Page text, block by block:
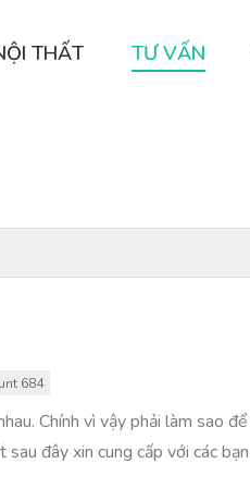
THẤT TƯ VẤN
684
Chính vì vậy phải làm sao
đây xin cung cấp với các